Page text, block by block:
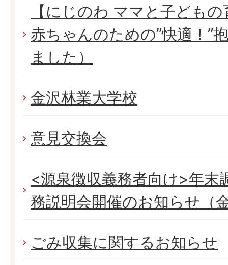
【にじのわ ママと子ども
赤ちゃんのための”快適！”
ました）
金沢林業大学校
意見交換会
<源泉徴収義務者向け>年末
務説明会開催のお知らせ（
ごみ収集に関するお知らせ